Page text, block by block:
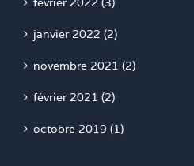
janvier 2022 (2)
novembre 2021 (2)
février 2021 (2)
octobre 2019 (1)